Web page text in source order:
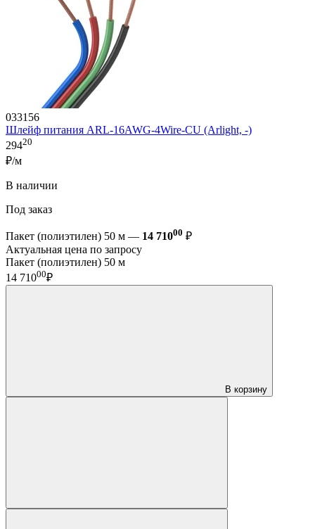
033156
Шлейф питания ARL-16AWG-4Wire-CU (Arlight, -)
29420
₽/м
В наличии
Под заказ
Пакет (полиэтилен) 50 м — 14 71000 ₽
Актуальная цена по запросу
Пакет (полиэтилен) 50 м
14 71000₽
В корзину